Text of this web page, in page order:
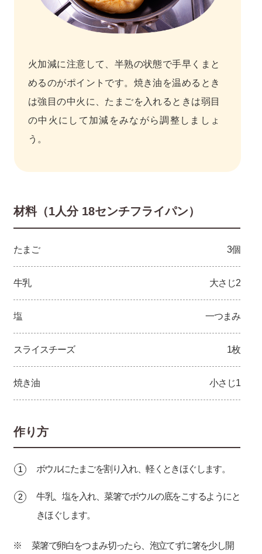
火加減に注意して、半熟の状態で手早くまと
めるのがポイントです。焼き油を温めるとき
は強目の中火に、たまごを入れるときは弱目
の中火にして加減をみながら調整しましょ
う。
材料（1人分 18センチフライパン）
たまご 3個
牛乳 大さじ2
塩 一つまみ
スライスチーズ 1枚
焼き油 小さじ1
作り方
ボウルにたまごを割り入れ、軽くときほぐします。
牛乳、塩を入れ、菜箸でボウルの底をこするようにと
きほぐします。
菜箸で卵白をつまみ切ったら、泡立てずに箸を少し開